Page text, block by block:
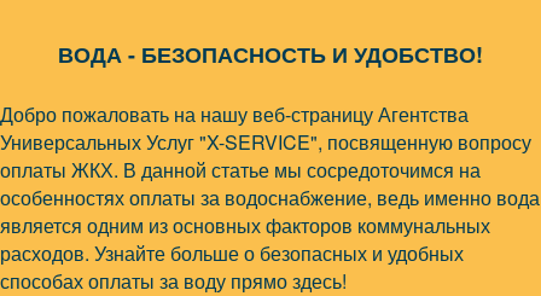
ВОДА - БЕЗОПАСНОСТЬ И УДОБСТВО!
Добро пожаловать на нашу веб-страницу Агентства
Универсальных Услуг "X-SERVICE", посвященную вопросу
оплаты ЖКХ. В данной статье мы сосредоточимся на
особенностях оплаты за водоснабжение, ведь именно вода
является одним из основных факторов коммунальных
расходов. Узнайте больше о безопасных и удобных
способах оплаты за воду прямо здесь!